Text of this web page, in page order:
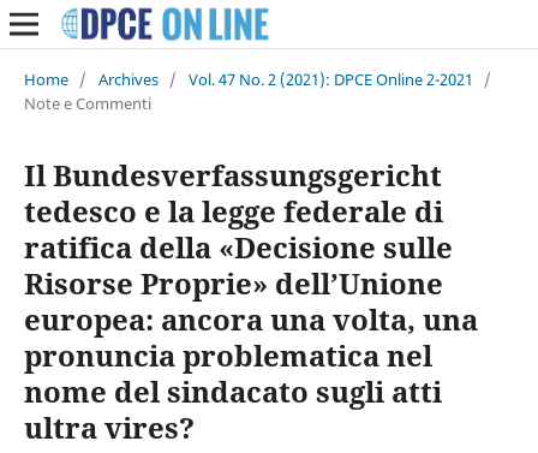
Home / Archives / Vol. 47 No. 2 (2021): DPCE Online 2-2021
/
Note e Commenti
Il Bundesverfassungsgericht
tedesco e la legge federale di
ratifica della «Decisione sulle
Risorse Proprie» dell’Unione
europea: ancora una volta, una
pronuncia problematica nel
nome del sindacato sugli atti
ultra vires?